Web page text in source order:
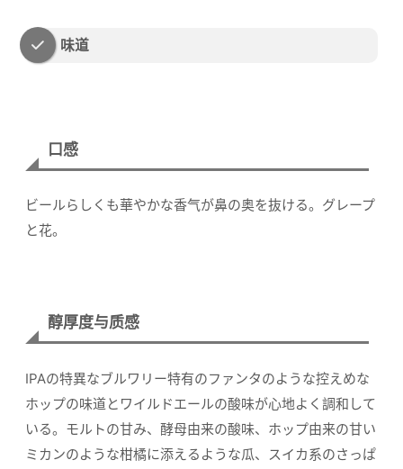
味道
口感
ビールらしくも華やかな香气が鼻の奥を抜ける。グレープ
と花。
醇厚度与质感
IPAの特異なブルワリー特有のファンタのような控えめな
ホップの味道とワイルドエールの酸味が心地よく調和して
いる。モルトの甘み、酵母由来の酸味、ホップ由来の甘い
ミカンのような柑橘に添えるような瓜、スイカ系のさっぱ